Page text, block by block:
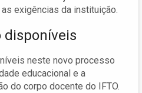
exigências da instituição.
disponíveis
neste novo processo
educacional e a
do corpo docente do IFTO.